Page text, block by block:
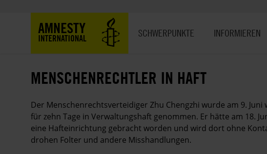
AMNESTY
INTERNATIONAL SCHWERPUNKTE INFORMIEREN
MENSCHENRECHTLER IN HAFT
Der Menschenrechtsverteidiger Zhu Chengzhi wurde am 9.
für zehn Tage in Verwaltungshaft genommen. Er hätte am 18.
eine Hafteinrichtung gebracht worden und wird dort ohne
drohen Folter und andere Misshandlungen.